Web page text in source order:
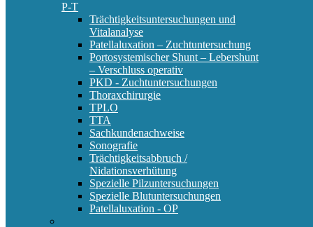
P-T
Trächtigkeitsuntersuchungen und
Vitalanalyse
Patellaluxation – Zuchtuntersuchung
Portosystemischer Shunt – Lebershunt
– Verschluss operativ
PKD - Zuchtuntersuchungen
Thoraxchirurgie
TPLO
TTA
Sachkundenachweise
Sonografie
Trächtigkeitsabbruch /
Nidationsverhütung
Spezielle Pilzuntersuchungen
Spezielle Blutuntersuchungen
Patellaluxation - OP